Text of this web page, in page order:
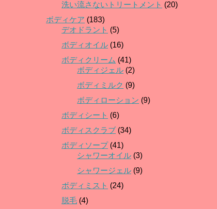
洗い流さないトリートメント (20)
ボディケア (183)
デオドラント (5)
ボディオイル (16)
ボディクリーム (41)
ボディジェル (2)
ボディミルク (9)
ボディローション (9)
ボディシート (6)
ボディスクラブ (34)
ボディソープ(41)
シャワーオイル (3)
シャワージェル (9)
ボディミスト (24)
脱毛 (4)